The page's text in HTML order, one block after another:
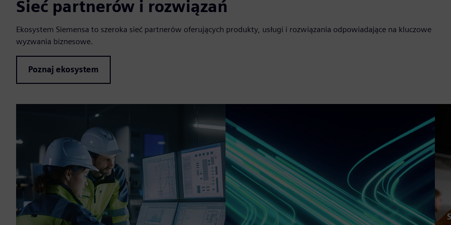
Sieć partnerów i rozwiązań
Ekosystem Siemensa to szeroka sieć partnerów oferujących produkty, usługi i rozwiązania odpowiadające na kluczowe
wyzwania biznesowe.
Poznaj ekosystem